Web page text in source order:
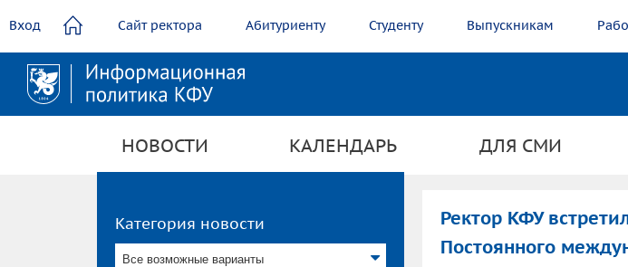
содержанию
Вход Сайт ректора Абитуриенту Студенту Выпускникам
НОВОСТИ КАЛЕНДАРЬ ДЛЯ СМИ
Категория новости
Все возможные варианты
Ректор КФУ
Постоянного